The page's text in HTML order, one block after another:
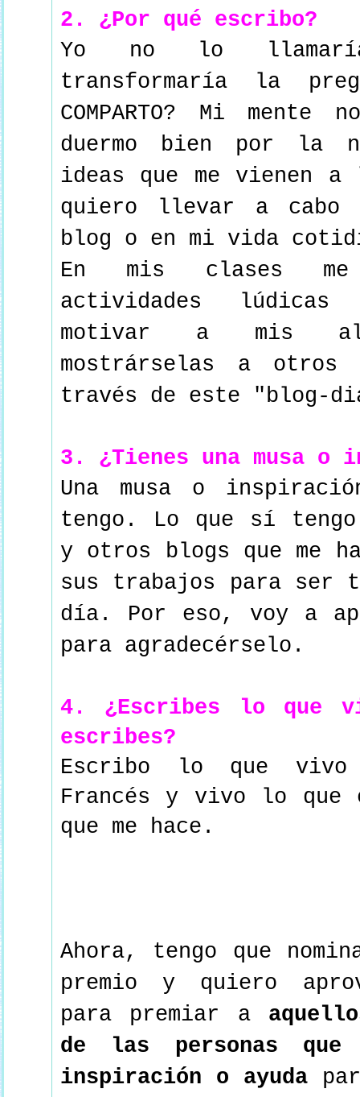
2. ¿Por qué escribo?
Yo no lo
transformaría la
COMPARTO? Mi
duermo bien por la
ideas que me vienen
quiero llevar a cabo
blog o en mi vida
En mis clases
actividades
motivar a mis
mostrárselas a otros
través de este "blog-
3. ¿Tienes una musa o
Una musa o
tengo. Lo que sí
y otros blogs que me
sus trabajos para ser
día. Por eso, voy a
para agradecérselo.
4. ¿Escribes lo que
escribes?
Escribo lo que
Francés y vivo lo
que me hace.
Ahora, tengo que
premio y quiero
para premiar a
de las personas
inspiración o ayuda